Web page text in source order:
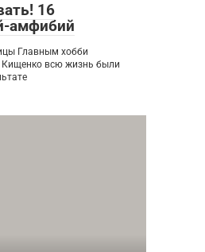
16
амфибий
Главным хобби
Кищенко всю жизнь были